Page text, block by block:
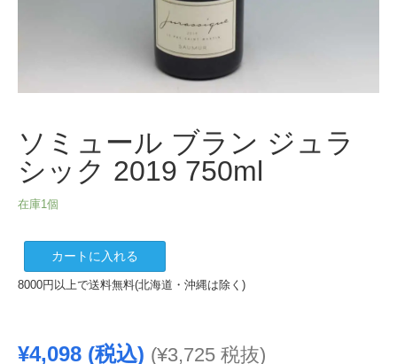
ソミュール ブラン ジュラ
シック 2019 750ml
在庫1個
ミ
ュ
ブ
カートに入れる
8000円以上で送料無料(北海道・沖縄は除く)
¥4,098 (税込) (¥3,725 税抜)